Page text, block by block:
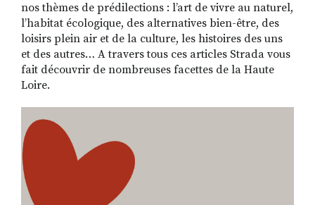
nos thèmes de prédilections : l’art de vivre au naturel,
l’habitat écologique, des alternatives bien-être, des
loisirs plein air et de la culture, les histoires des uns
et des autres… A travers tous ces articles Strada vous
fait découvrir de nombreuses facettes de la Haute
Loire.